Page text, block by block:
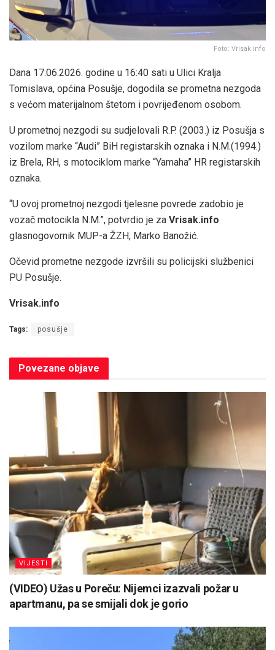
Foto: Vrisak.info
Dana 17.06.2026. godine u 16:40 sati u Ulici Kralja
Tomislava, općina Posušje, dogodila se prometna nezgoda
s većom materijalnom štetom i povrijeđenom osobom.
U prometnoj nezgodi su sudjelovali R.P. (2003.) iz Posušja s
vozilom marke “Audi” BiH registarskih oznaka i N.M.(1994.)
iz Brela, RH, s motociklom marke “Yamaha” HR registarskih
oznaka.
“U ovoj prometnoj nezgodi tjelesne povrede zadobio je
vozač motocikla N.M.”, potvrdio je za Vrisak.info
glasnogovornik MUP-a ŽZH, Marko Banožić.
Očevid prometne nezgode izvršili su policijski službenici
PU Posušje.
Vrisak.info
Tags: posušje
Povezane objave
VIJESTI
(VIDEO) Užas u Poreču: Nijemci izazvali požar u
apartmanu, pa se smijali dok je gorio